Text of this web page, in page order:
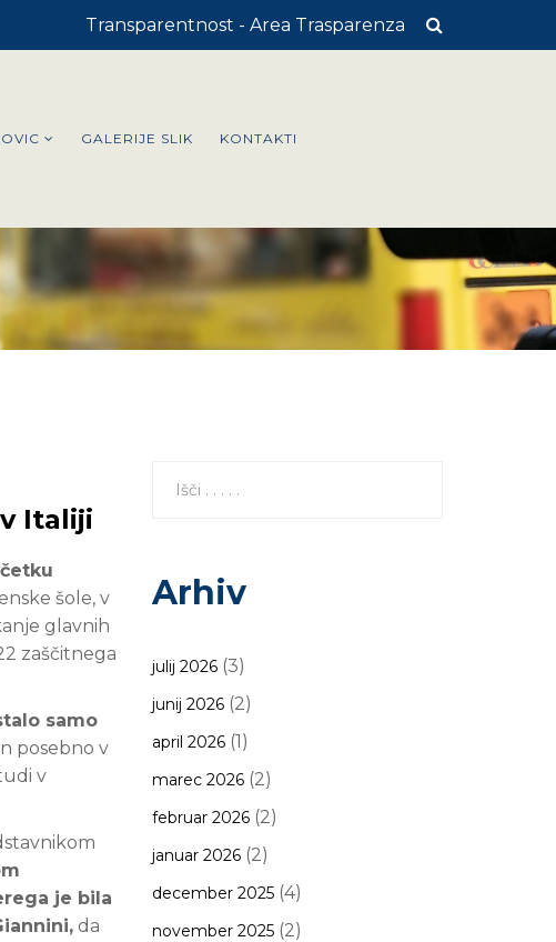
Transparentnost - Area Trasparenza
GALERIJE SLIK KONTAKTI
Italiji
šole, v
glavnih
zaščitnega
samo
posebno v
v
je bila
da
Arhiv
julij 2026(3)
junij 2026(2)
april 2026(1)
marec 2026(2)
februar 2026(2)
januar 2026(2)
december 2025(4)
november 2025(2)